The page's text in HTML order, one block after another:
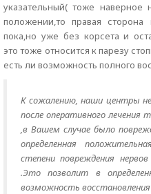
указательный( тоже
положении,то правая
пока,но уже без корсета и
это тоже относится к парезу
есть ли возможность полного
К сожалению, наши центры
после оперативного лечения
,в Вашем случае было
определенная
степени повреждения
.Это позволит в
возможность